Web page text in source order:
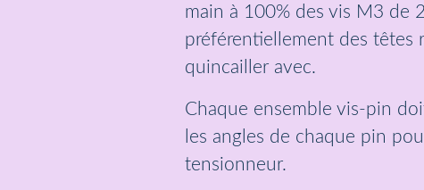
main à 100% des vis M3 de
préférentiellement des têtes
quincailler avec.
Chaque ensemble vis-pin
les angles de chaque pin
tensionneur.